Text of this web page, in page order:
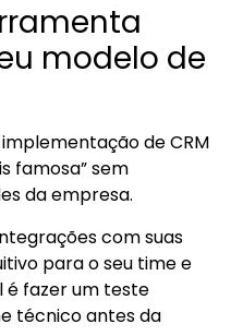
modelo de
de CRM
famosa” sem
da empresa.
com suas
para o seu time e
é fazer um teste
técnico antes da